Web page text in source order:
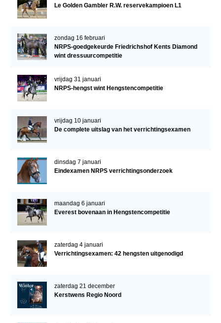
Le Golden Gambler R.W. reservekampioen L1
zondag 16 februari
NRPS-goedgekeurde Friedrichshof Kents Diamond
wint dressuurcompetitie
vrijdag 31 januari
NRPS-hengst wint Hengstencompetitie
vrijdag 10 januari
De complete uitslag van het verrichtingsexamen
dinsdag 7 januari
Eindexamen NRPS verrichtingsonderzoek
maandag 6 januari
Everest bovenaan in Hengstencompetitie
zaterdag 4 januari
Verrichtingsexamen: 42 hengsten uitgenodigd
zaterdag 21 december
Kerstwens Regio Noord